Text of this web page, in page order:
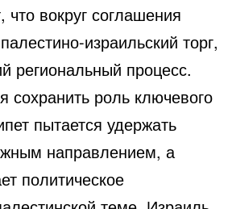
что вокруг соглашения
израильский торг,
региональный процесс.
сохранить роль ключевого
пытается удержать
направлением, а
политическое